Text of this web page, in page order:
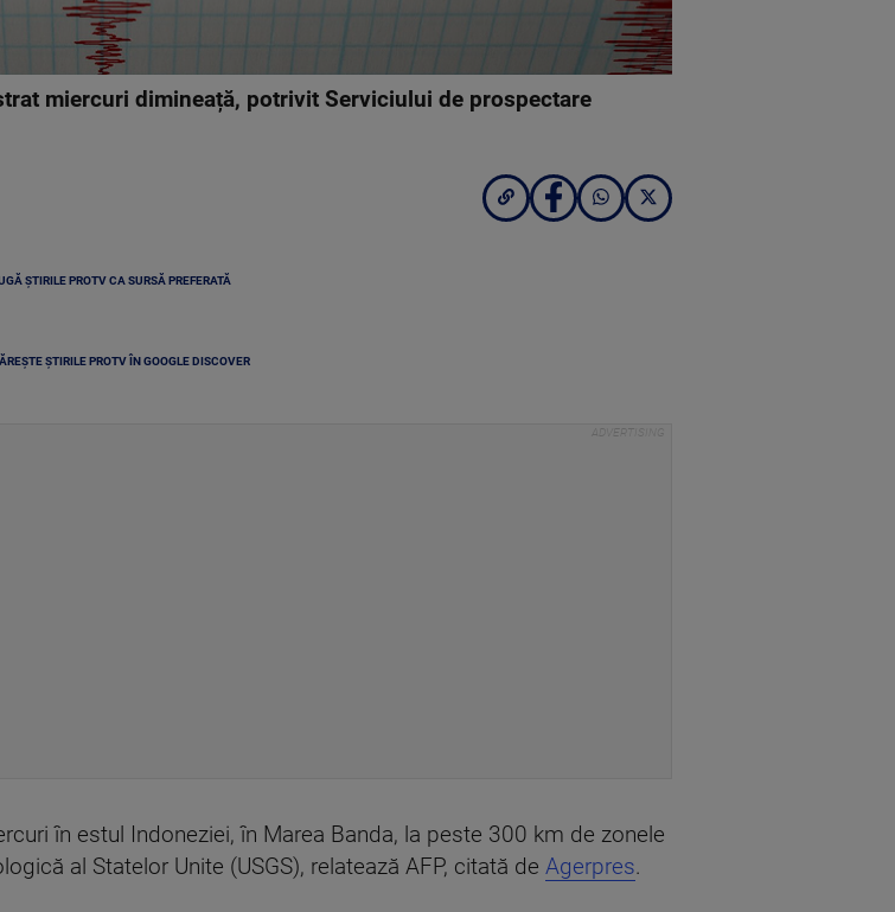
miercuri dimineață, potrivit Serviciului de prospectare
ȘTIRILE PROTV CA SURSĂ PREFERATĂ
ȘTIRILE PROTV ÎN GOOGLE DISCOVER
în estul Indoneziei, în Marea Banda, la peste 300 km de zonele
al Statelor Unite (USGS), relatează AFP, citată de Agerpres.